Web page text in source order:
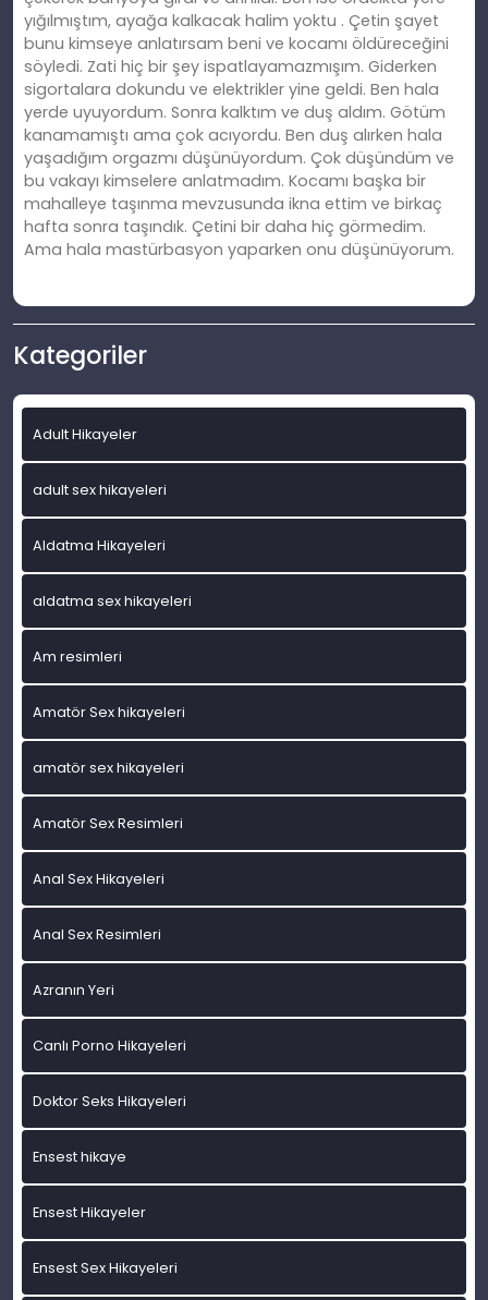
yığılmıştım, ayağa kalkacak halim yoktu . Çetin şayet
bunu kimseye anlatırsam beni ve kocamı öldüreceğini
söyledi. Zati hiç bir şey ispatlayamazmışım. Giderken
sigortalara dokundu ve elektrikler yine geldi. Ben hala
yerde uyuyordum. Sonra kalktım ve duş aldım. Götüm
kanamamıştı ama çok acıyordu. Ben duş alırken hala
yaşadığım orgazmı düşünüyordum. Çok düşündüm ve
bu vakayı kimselere anlatmadım. Kocamı başka bir
mahalleye taşınma mevzusunda ikna ettim ve birkaç
hafta sonra taşındık. Çetini bir daha hiç görmedim.
Ama hala mastürbasyon yaparken onu düşünüyorum.
Kategoriler
Adult Hikayeler
adult sex hikayeleri
Aldatma Hikayeleri
aldatma sex hikayeleri
Am resimleri
Amatör Sex hikayeleri
amatör sex hikayeleri
Amatör Sex Resimleri
Anal Sex Hikayeleri
Anal Sex Resimleri
Azranın Yeri
Canlı Porno Hikayeleri
Doktor Seks Hikayeleri
Ensest hikaye
Ensest Hikayeler
Ensest Sex Hikayeleri